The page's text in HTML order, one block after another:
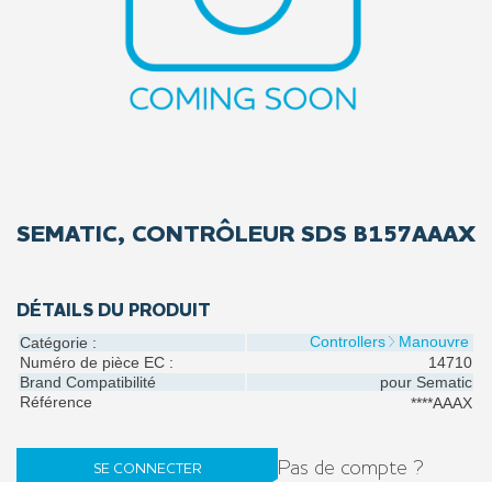
SEMATIC, CONTRÔLEUR SDS B157AAAX
DÉTAILS DU PRODUIT
Catégorie : Controllers
Manouvre
Numéro de pièce EC :
14710
Brand Compatibilité
pour Sematic
Référence
****AAAX
SE CONNECTER Pas de compte ?